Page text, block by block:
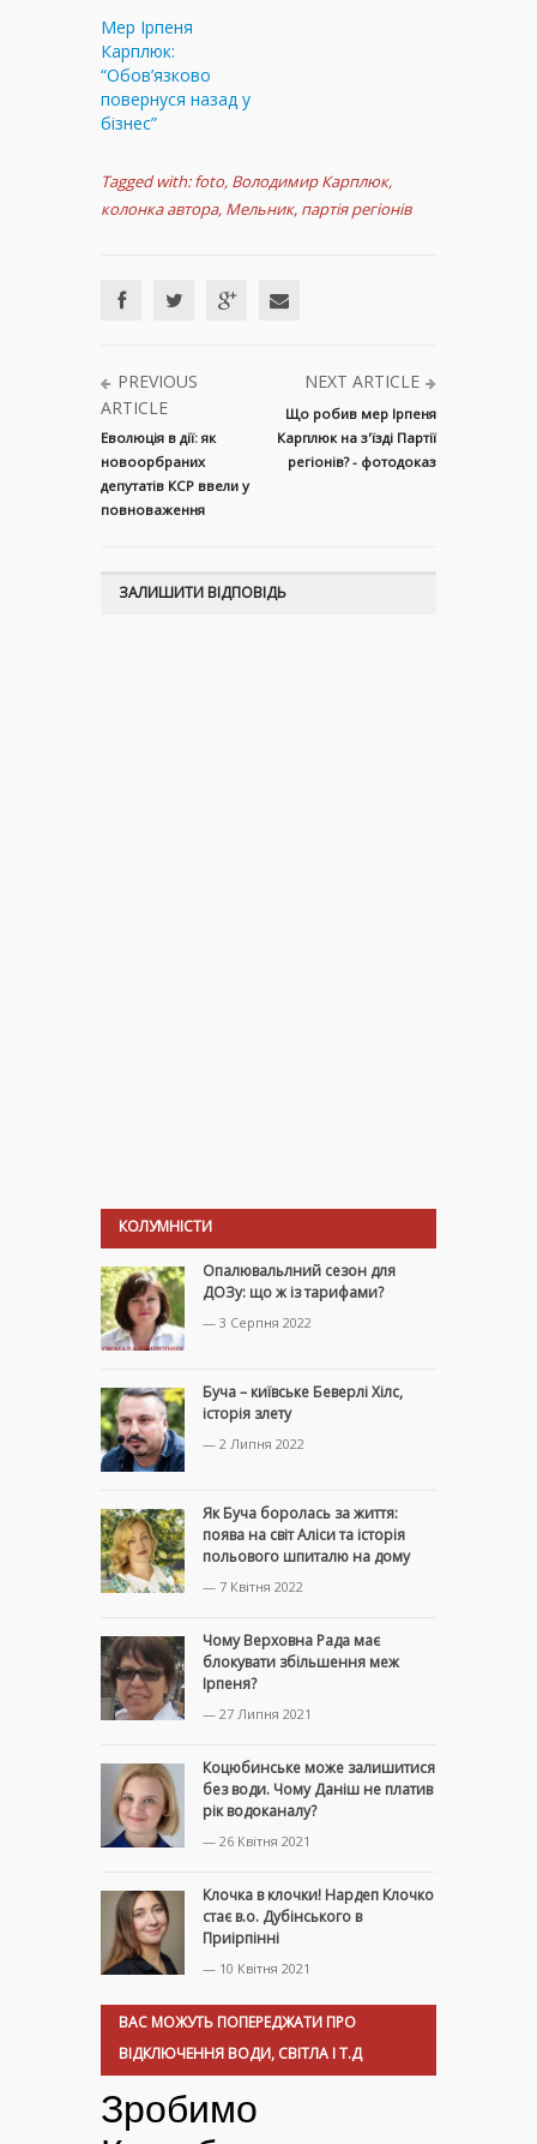
Мер Ірпеня
Карплюк:
“Обов’язково
повернуся назад у
бізнес”
Tagged with: foto, Володимир Карплюк,
колонка автора, Мельник, партія регіонів
PREVIOUS
ARTICLE
Еволюція в дії: як
новоорбраних
депутатів КСР ввели у
повноваження
NEXT ARTICLE
Що робив мер Ірпеня
Карплюк на з'їзді Партії
регіонів? - фотодоказ
ЗАЛИШИТИ ВІДПОВІДЬ
КОЛУМНІСТИ
Опалювальлний сезон для
ДОЗу: що ж із тарифами?
— 3 Серпня 2022
Буча – київське Беверлі Хілс,
історія злету
— 2 Липня 2022
Як Буча боролась за життя:
поява на світ Аліси та історія
польового шпиталю на дому
— 7 Квітня 2022
Чому Верховна Рада має
блокувати збільшення меж
Ірпеня?
— 27 Липня 2021
Коцюбинське може залишитися
без води. Чому Даніш не платив
рік водоканалу?
— 26 Квітня 2021
Клочка в клочки! Нардеп Клочко
стає в.о. Дубінського в
Приірпінні
— 10 Квітня 2021
ВАС МОЖУТЬ ПОПЕРЕДЖАТИ ПРО
ВІДКЛЮЧЕННЯ ВОДИ, СВІТЛА І Т.Д